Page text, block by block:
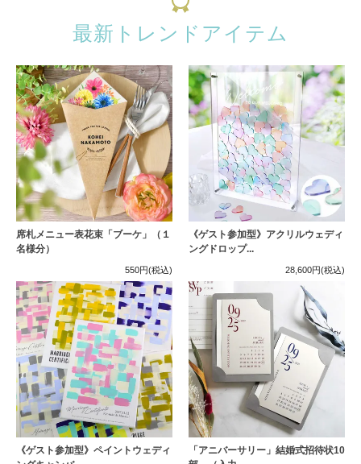
最新トレンドアイテム
席札メニュー表花束「ブーケ」（１
名様分）
550円(税込)
《ゲスト参加型》アクリルウェディ
ングドロップ...
28,600円(税込)
《ゲスト参加型》ペイントウェディ
「アニバーサリー」結婚式招待状10